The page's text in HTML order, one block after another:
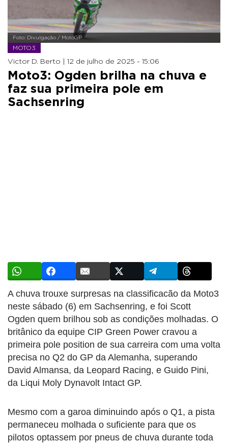
Foto: Divulgação / MotoGP
MOTO3
Victor D. Berto | 12 de julho de 2025 - 15:06
Moto3: Ogden brilha na chuva e
faz sua primeira pole em
Sachsenring
A chuva trouxe surpresas na classificacão da Moto3
neste sábado (6) em Sachsenring, e foi Scott
Ogden quem brilhou sob as condições molhadas. O
britânico da equipe CIP Green Power cravou a
primeira pole position de sua carreira com uma volta
precisa no Q2 do GP da Alemanha, superando
David Almansa, da Leopard Racing, e Guido Pini,
da Liqui Moly Dynavolt Intact GP.
Mesmo com a garoa diminuindo após o Q1, a pista
permaneceu molhada o suficiente para que os
pilotos optassem por pneus de chuva durante toda